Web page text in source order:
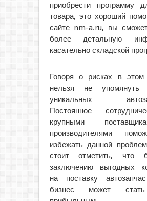
приобрести программу
товара, это хороший
сайте nm-a.ru, вы
более детальную
касательно складской
Говоря о рисках в этом
нельзя не упомянуть
уникальных
Постоянное
крупными
производителями
избежать данной
стоит отметить, что
заключению выгодных
на поставку
бизнес может